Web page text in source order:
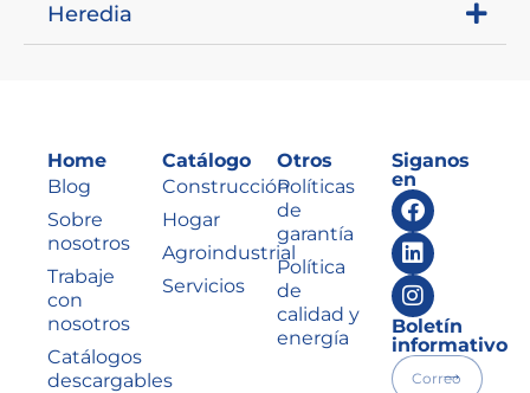
Heredia
Home
Blog
Sobre
nosotros
Trabaje
con
nosotros
Catálogos
descargables
Catálogo
Construcción
Hogar
Agroindustrial
Servicios
Otros
Políticas
de
garantía
Política
de
calidad y
energía
Siganos
en
Boletín
informativo